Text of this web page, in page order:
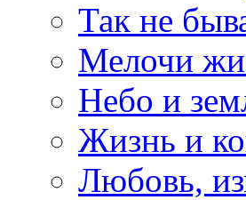
Так не
Мелочи
Небо и
Жизнь и
Любовь,